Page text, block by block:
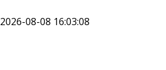
2026-08-08 16:03:08